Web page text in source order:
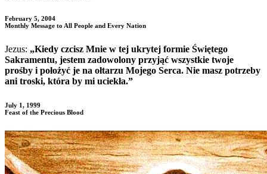
February 5, 2004
Monthly Message to All People and Every Nation
Jezus: „Kiedy czcisz Mnie w tej ukrytej formie Świętego
Sakramentu, jestem zadowolony przyjąć wszystkie twoje
prośby i położyć je na ołtarzu Mojego Serca. Nie masz potrzeby
ani troski, która by mi uciekła.”
July 1, 1999
Feast of the Precious Blood